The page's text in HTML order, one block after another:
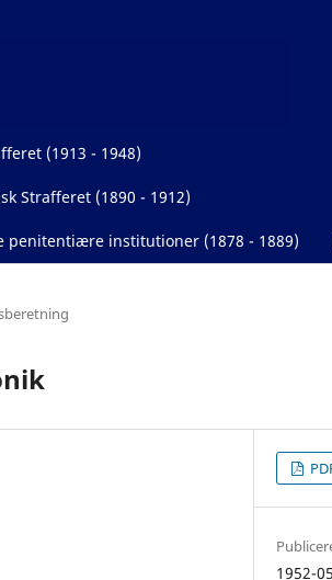
(1913 - 1948)
Strafferet (1890 - 1912)
penitentiære institutioner (1878 - 1889)
1952-